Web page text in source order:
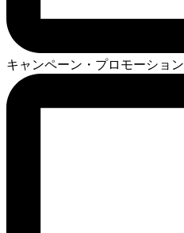
キャンペーン・プロモーション